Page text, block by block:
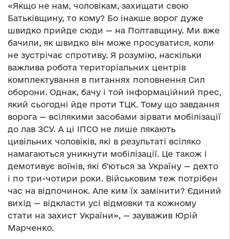
«Якщо не нам, чоловікам, захищати свою
Батьківщину, то кому? Бо інакше ворог дуже
швидко прийде сюди — на Полтавщину. Ми вже
бачили, як швидко він може просуватися, коли
не зустрічає спротиву. Я розумію, наскільки
важлива робота територіальних центрів
комплектування в питаннях поповнення Сил
оборони. Однак, бачу і той інформаційний прес,
який сьогодні йде проти ТЦК. Тому що завдання
ворога — всілякими засобами зірвати мобілізації
до лав ЗСУ. А ці ІПСО не лише лякають
цивільних чоловіків, які в результаті всіляко
намагаються уникнути мобілізації. Це також і
демотивує воїнів, які б’ються за Україну — дехто
і по три-чотири роки. Військовим теж потрібен
час на відпочинок. Але ким їх замінити? Єдиний
вихід — відкласти усі відмовки та кожному
стати на захист України», — зауважив Юрій
Марченко.